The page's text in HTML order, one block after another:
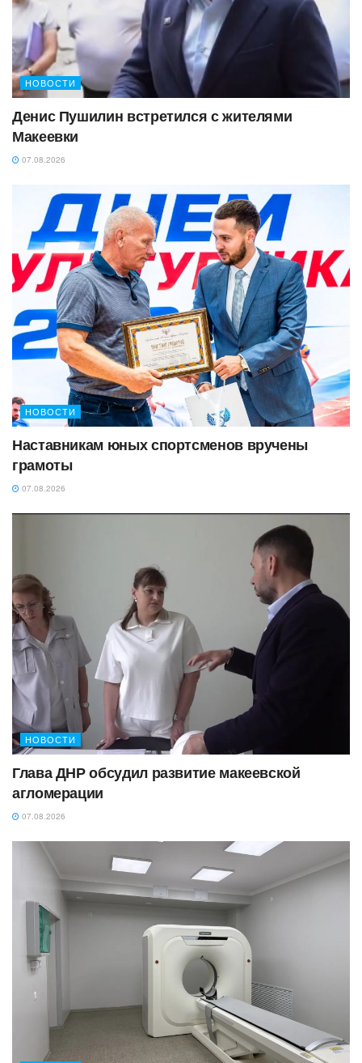
НОВОСТИ
Денис Пушилин встретился с жителями
Макеевки
07.08.2026
НОВОСТИ
Наставникам юных спортсменов вручены
грамоты
07.08.2026
НОВОСТИ
Глава ДНР обсудил развитие макеевской
агломерации
07.08.2026